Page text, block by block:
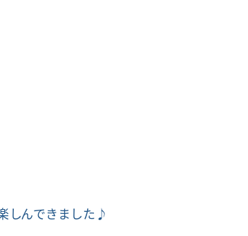
しんできました♪